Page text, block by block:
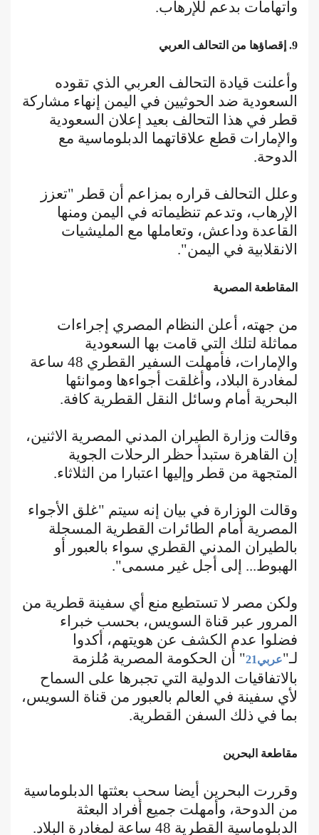
واتهامات بدعم للإرهاب.
9. إقصاؤها من التحالف العربي
وأعلنت قيادة التحالف العربي الذي تقوده
السعودية ضد الحوثيين في اليمن إنهاء مشاركة
قطر في هذا التحالف بعيد إعلان السعودية
والإمارات قطع علاقاتهما الدبلوماسية مع
الدوحة.
وعلل التحالف قراره بمزاعم أن قطر "تعزز
الإرهاب، وتدعم تنظيماته في اليمن ومنها
القاعدة وداعش، وتعاملها مع المليشيات
الانقلابية في اليمن".
المقاطعة المصرية
من جهته، أعلن النظام المصري إجراءات
مماثلة لتلك التي قامت بها السعودية
والإمارات، فأمهلت السفير القطري 48 ساعة
لمغادرة البلاد، وأغلقت أجواءها وموانئها
البحرية أمام وسائل النقل القطرية كافة.
وقالت وزارة الطيران المدني المصرية الاثنين،
إن القاهرة ستبدأ حظر الرحلات الجوية
المتجهة من قطر وإليها اعتبارا من الثلاثاء.
وقالت الوزارة في بيان إنه سيتم "غلق الأجواء
المصرية أمام الطائرات القطرية المسجلة
بالطيران المدني القطري سواء بالعبور أو
الهبوط... إلى أجل غير مسمى".
ولكن مصر لا تستطيع منع أي سفينة قطرية من
المرور عبر قناة السويس، بحسب خبراء
فضلوا عدم الكشف عن هويتهم، أكدوا
لـ"عربي21
" أن الحكومة المصرية مُلزمة
بالاتفاقيات الدولية التي تجبرها على السماح
لأي سفينة في العالم بالعبور من قناة السويس،
بما في ذلك السفن القطرية.
مقاطعة البحرين
وقررت البحرين أيضا سحب بعثتها الدبلوماسية
من الدوحة، وأمهلت جميع أفراد البعثة
الدبلوماسية القطرية 48 ساعة لمغادرة البلاد.